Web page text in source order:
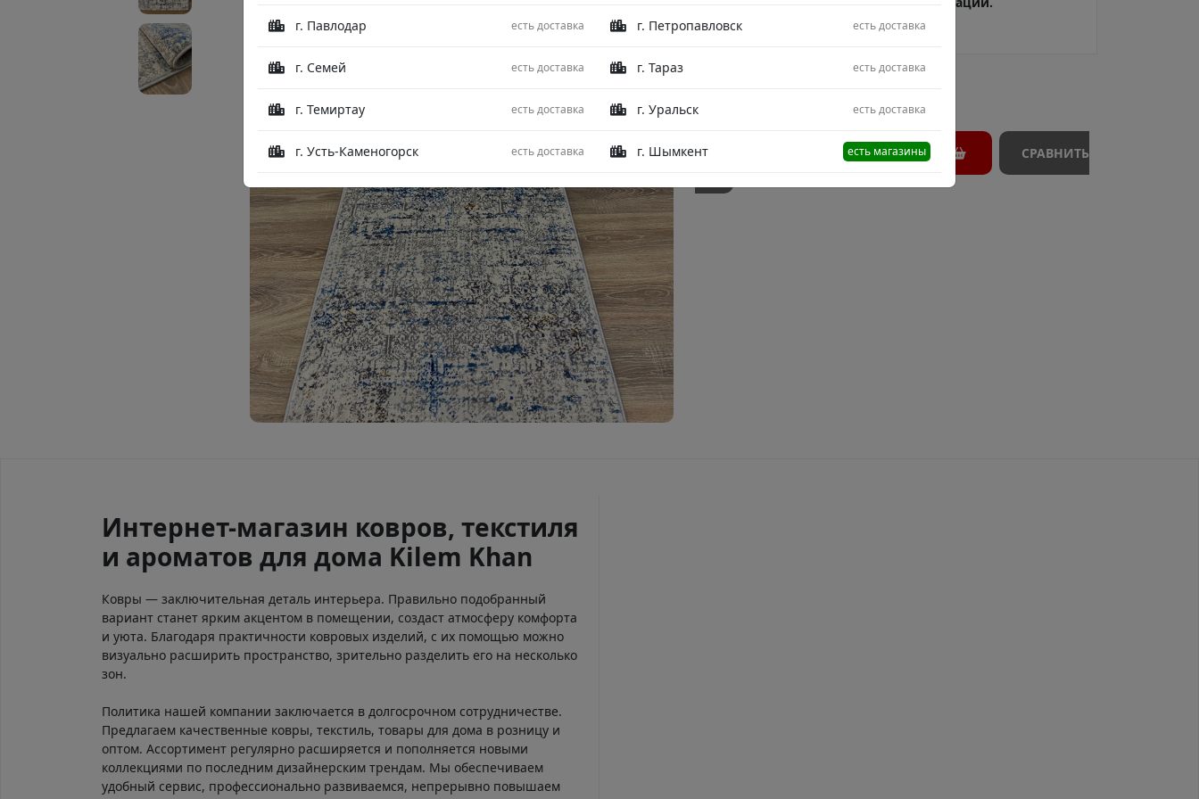
г. Павлодар есть доставка г. Петропавловск есть доставка
г. Семей есть доставка г. Тараз есть доставка
г. Темиртау есть доставка г. Уральск есть доставка
г. Усть-Каменогорск есть доставка г. Шымкент есть магазины
ЗАКАЗАТЬ СРАВНИТЬ
Интернет-магазин ковров, текстиля
и ароматов для дома Kilem Khan
Ковры — заключительная деталь интерьера. Правильно подобранный
вариант станет ярким акцентом в помещении, создаст атмосферу комфорта
и уюта. Благодаря практичности ковровых изделий, с их помощью можно
визуально расширить пространство, зрительно разделить его на несколько
зон.
Политика нашей компании заключается в долгосрочном сотрудничестве.
Предлагаем качественные ковры, текстиль, товары для дома в розницу и
оптом. Ассортимент регулярно расширяется и пополняется новыми
коллекциями по последним дизайнерским трендам. Мы обеспечиваем
удобный сервис, профессионально развиваемся, непрерывно повышаем